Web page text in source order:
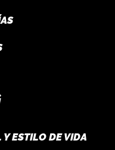
ESTILO DE VIDA